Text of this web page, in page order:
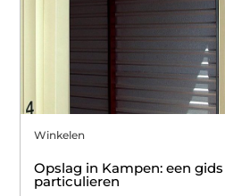
Winkelen
Opslag in Kampen: een
particulieren